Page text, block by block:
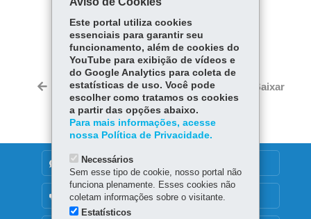
COMPARTILHE:
Fa
ce
bo
ok
Tw
er
W
ha
ts
Ap
Voltar Início Imprimir Baixar
DENUNCIE CORRUPÇÃO
OUVIDORIA
Este portal utiliza cookies
essenciais para garantir seu
funcionamento, além de cookies do
YouTube para exibição de vídeos e
do Google Analytics para coleta de
estatísticas de uso. Você pode
escolher como tratamos os cookies
a partir das opções abaixo.
Para mais informações, acesse
nossa Política de Privacidade.
Necessários
Sem esse tipo de cookie, nosso portal não
funciona plenamente. Esses cookies não
coletam informações sobre o visitante.
Estatísticos